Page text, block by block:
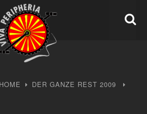
HOME DER GANZE REST 2009